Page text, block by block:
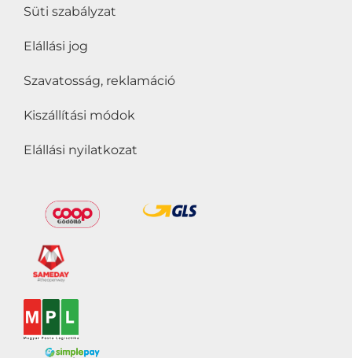
Süti szabályzat
Elállási jog
Szavatosság, reklamáció
Kiszállítási módok
Elállási nyilatkozat